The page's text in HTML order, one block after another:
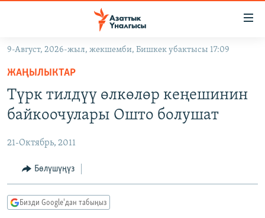
Навигацияга
өтүңүз
Издөөгө
салыңызКЫРГЫЗСТАН
ЭКОНОМИКА
МАДАНИЯТ
ДҮЙНӨ
БОРБОР АЗИЯ
АТАЙЫН ИЛИКТӨӨ
ТВ ПРОГРАММАЛАР
ЭКСПЕРТТЕР ТАЛДАЙТ
ӨЗГӨЧӨ ПИКИР
9-Август, 2026-жыл, жекшемби, Бишкек убактысы 17:09
ЖАҢЫЛЫКТАР
Түрк тилдүү өлкөлөр кеңешинин
байкоочулары Ошто болушат
21-Октябрь, 2011
Бөлүшүңүз
Бизди Google'дан табыңыз